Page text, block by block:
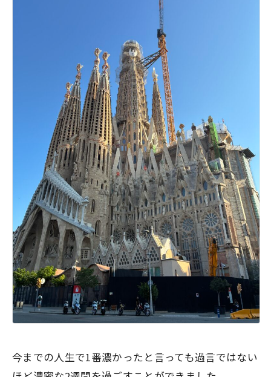
今までの人生で1番濃かったと言っても過言ではない